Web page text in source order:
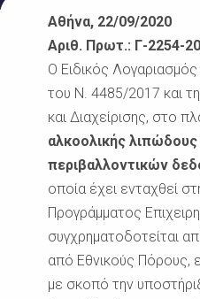
Αθήνα, 22/09/2020
Αριθ. Πρωτ.: Γ-2254-
Ο Ειδικός
του Ν. 4485/2017 και
και Διαχείρισης, στο
αλκοολικής
περιβαλλοντικών
οποία έχει ενταχθεί
Προγράμματος
συγχρηματοδοτείται
από Εθνικούς Πόρους,
με σκοπό την